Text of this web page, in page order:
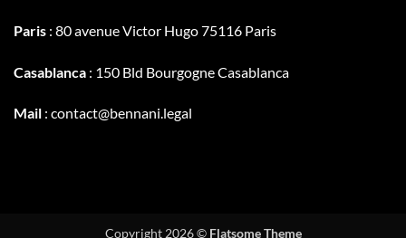
Paris : 80 avenue Victor Hugo 75116 Paris
Casablanca : 150 Bld Bourgogne Casablanca
Mail : contact@bennani.legal
Copyright 2026 © Flatsome Theme